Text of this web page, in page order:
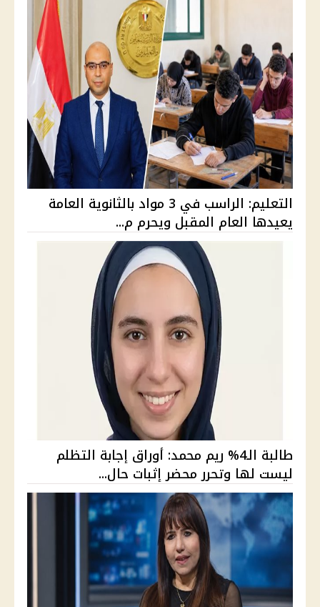
التعليم: الراسب في 3 مواد بالثانوية العامة
يعيدها العام المقبل ويحرم م...
طالبة الـ4% ريم محمد: أوراق إجابة التظلم
ليست لها وتحرر محضر إثبات حال...